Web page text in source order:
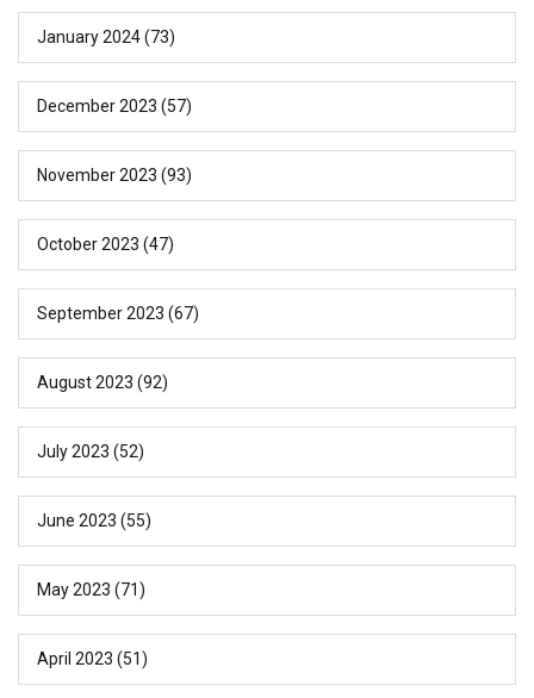
January 2024(73)
December 2023 (57)
November 2023 (93)
October 2023 (47)
September 2023 (67)
August 2023 (92)
July 2023 (52)
June 2023 (55)
May 2023 (71)
April 2023 (51)